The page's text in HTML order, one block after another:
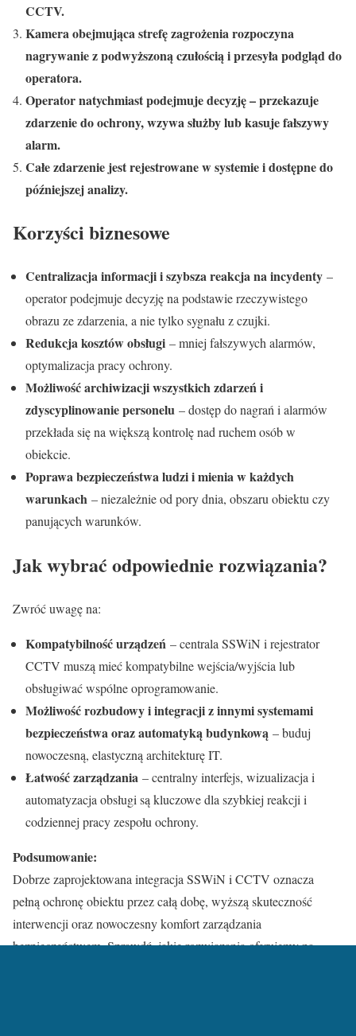
CCTV.
Kamera obejmująca strefę zagrożenia rozpoczyna
nagrywanie z podwyższoną czułością i przesyła podgląd do
operatora.
Operator natychmiast podejmuje decyzję – przekazuje
zdarzenie do ochrony, wzywa służby lub kasuje fałszywy
alarm.
Całe zdarzenie jest rejestrowane w systemie i dostępne do
późniejszej analizy.
Korzyści biznesowe
Centralizacja informacji i szybsza reakcja na incydenty –
operator podejmuje decyzję na podstawie rzeczywistego
obrazu ze zdarzenia, a nie tylko sygnału z czujki.
Redukcja kosztów obsługi – mniej fałszywych alarmów,
optymalizacja pracy ochrony.
Możliwość archiwizacji wszystkich zdarzeń i
zdyscyplinowanie personelu – dostęp do nagrań i alarmów
przekłada się na większą kontrolę nad ruchem osób w
obiekcie.
Poprawa bezpieczeństwa ludzi i mienia w każdych
warunkach – niezależnie od pory dnia, obszaru obiektu czy
panujących warunków.
Jak wybrać odpowiednie rozwiązania?
Zwróć uwagę na:
Kompatybilność urządzeń – centrala SSWiN i rejestrator
CCTV muszą mieć kompatybilne wejścia/wyjścia lub
obsługiwać wspólne oprogramowanie.
Możliwość rozbudowy i integracji z innymi systemami
bezpieczeństwa oraz automatyką budynkową – buduj
nowoczesną, elastyczną architekturę IT.
Łatwość zarządzania – centralny interfejs, wizualizacja i
automatyzacja obsługi są kluczowe dla szybkiej reakcji i
codziennej pracy zespołu ochrony.
Podsumowanie:
Dobrze zaprojektowana integracja SSWiN i CCTV oznacza
pełną ochronę obiektu przez całą dobę, wyższą skuteczność
interwencji oraz nowoczesny komfort zarządzania
bezpieczeństwem. Sprawdź, jakie rozwiązania oferujemy na